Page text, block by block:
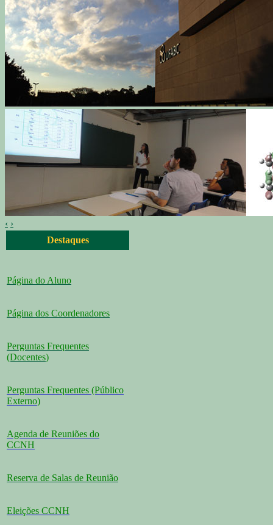
‹ ›
Destaques
Página do Aluno
Página dos Coordenadores
Perguntas Frequentes
(Docentes)
Perguntas Frequentes (Público
Externo)
Agenda de Reuniões do
CCNH
Reserva de Salas de Reunião
Eleições CCNH